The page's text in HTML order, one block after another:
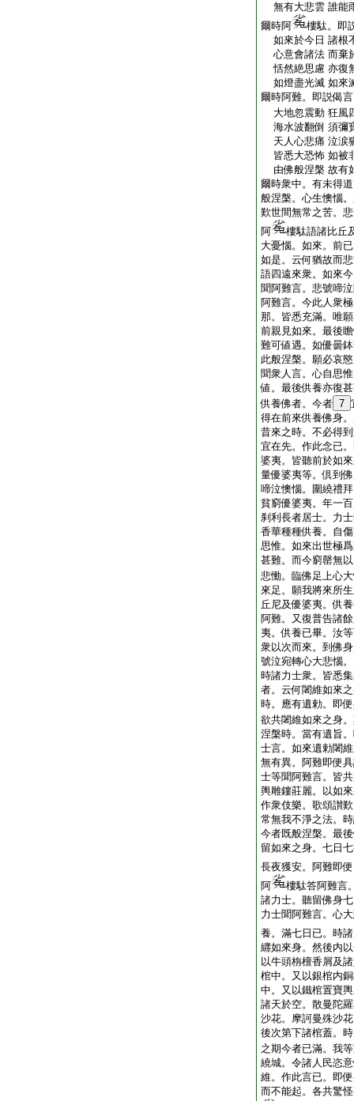
無有大悲雲 誰能
爾時阿
樓駄。即
如來於今日 諸根
心意會諸法 而棄
恬然絶思慮 亦復
如燈盡光滅 如來
爾時阿難。即説偈言
大地忽震動 狂風
海水波翻倒 須彌
天人心悲痛 泣涙
皆悉大恐怖 如被
由佛般涅槃 故有
爾時衆中。有未得
般涅槃。心生懊惱
歎世間無常之苦。
阿
樓駄語諸比丘
大憂惱。如來。前
如是。云何猶故而
語四遠來衆。如來
聞阿難言。悲號啼
阿難言。今此人衆
那。皆悉充滿。唯
前親見如來。最後
難可値遇。如優曇
此般涅槃。願必哀
聞衆人言。心自思
値。最後供養亦復
供養佛者。今者 7
得在前來供養佛身
昔來之時。不必得
宜在先。作此念已
婆夷。皆聽前於如
量優婆夷等。倶到
啼泣懊惱。圍繞禮
貧窮優婆夷。年一
刹利長者居士。力
香華種種供養。自
思惟。如來出世極
甚難。而今窮罄無
悲慟。臨佛足上心
來足。願我將來所
丘尼及優婆夷。供
阿難。又復普告諸
夷。供養已畢。汝
衆以次而來。到佛
號泣宛轉心大悲惱
時諸力士衆。皆悉
者。云何闍維如來
時。應有遺勅。即
欲共闍維如來之身
涅槃時。當有遺旨
士言。如來遺勅闍
無有異。阿難即便
士等聞阿難言。皆
輿雕鏤莊麗。以如
作衆伎樂。歌頌讃
常無我不淨之法。
今者既般涅槃。最
留如來之身。七日
長夜獲安。阿難即
阿
樓駄答阿難言
諸力士。聽留佛身
力士聞阿難言。心
養。滿七日已。時
纒如來身。然後内
以牛頭栴檀香屑及
棺中。又以銀棺内
中。又以鐵棺置寶
諸天於空。散曼陀
沙花。摩訶曼殊沙
後次第下諸棺蓋。
之期今者已滿。我
繞城。令諸人民恣
維。作此言已。即
而不能起。各共驚